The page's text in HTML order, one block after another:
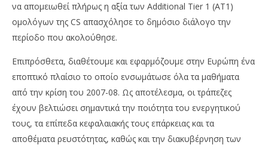
να απομειωθεί πλήρως η αξία των Additional Tier 1 (ΑΤ1)
ομολόγων της CS απασχόλησε το δημόσιο διάλογο την
περίοδο που ακολούθησε.
Επιπρόσθετα, διαθέτουμε και εφαρμόζουμε στην Ευρώπη ένα
εποπτικό πλαίσιο το οποίο ενσωμάτωσε όλα τα μαθήματα
από την κρίση του 2007-08. Ως αποτέλεσμα, οι τράπεζες
έχουν βελτιώσει σημαντικά την ποιότητα του ενεργητικού
τους, τα επίπεδα κεφαλαιακής τους επάρκειας και τα
αποθέματα ρευστότητας, καθώς και την διακυβέρνηση των